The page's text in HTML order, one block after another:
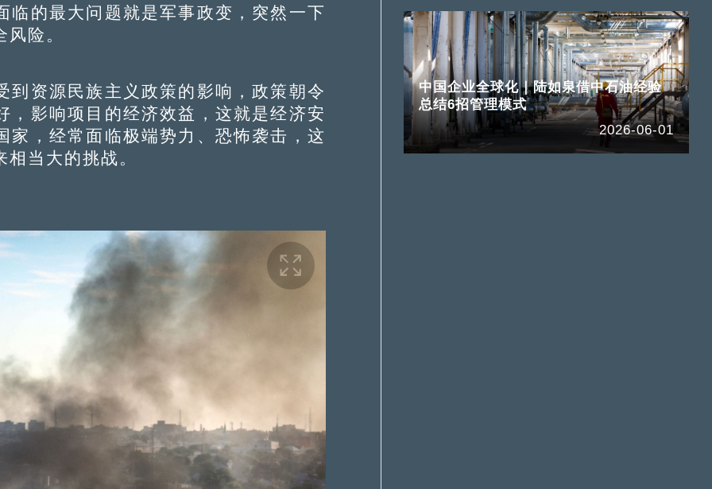
临的最大问题就是军事政变，突然一下
险。
资源民族主义政策的影响，政策朝令
，影响项目的经济效益，这就是经济安
家，经常面临极端势力、恐怖袭击，这
当大的挑战。
中国企业全球化｜陆如泉借中石油经验
总结6招管理模式
2026-06-01